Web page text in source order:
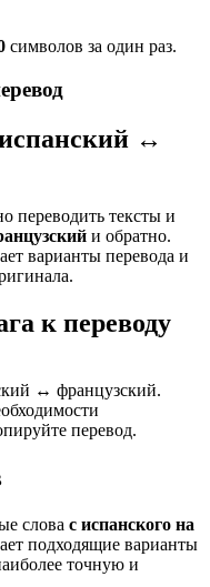
символов за один раз.
↔
переводить тексты и
и обратно.
варианты перевода и
к переводу
↔ французский.
перевод.
слова с испанского на
подходящие варианты
точную и